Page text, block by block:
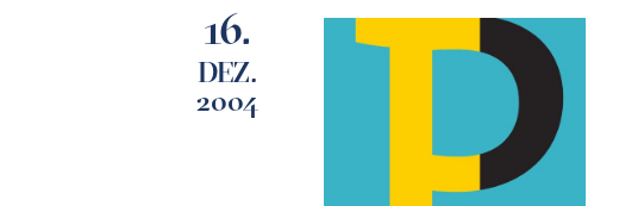
16.
DEZ.
2004